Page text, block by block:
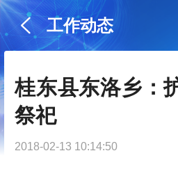
工作动态
桂东县东洛乡：
祭祀
2018-02-13 10:14:50